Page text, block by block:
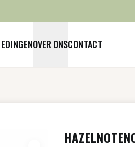
OVER ONSCONTACT